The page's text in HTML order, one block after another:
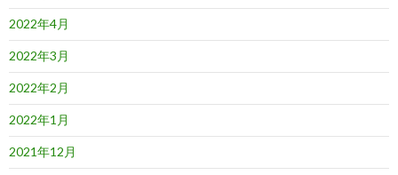
2022年4月
2022年3月
2022年2月
2022年1月
2021年12月